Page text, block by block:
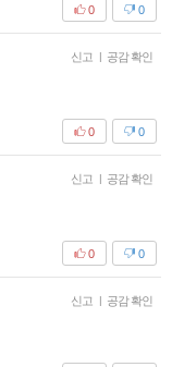
0
0
신고 | 공감 확인
0
0
신고 | 공감 확인
0
0
신고 | 공감 확인